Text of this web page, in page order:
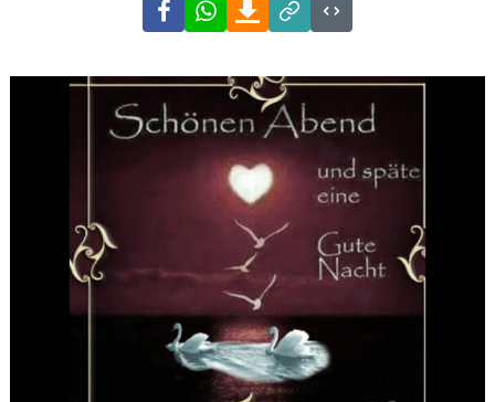
FacebookWhatsAppDownload
Link
Code